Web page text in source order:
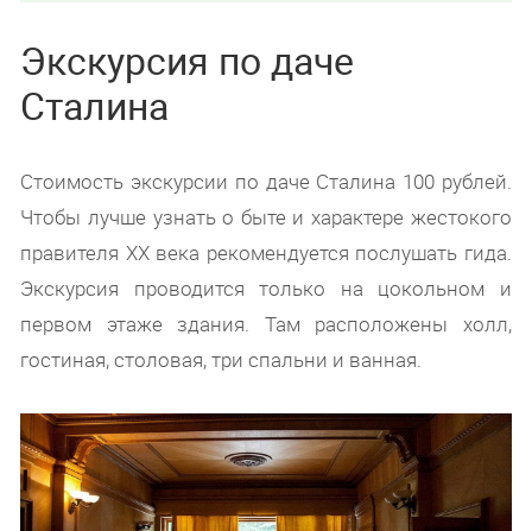
Экскурсия по даче
Сталина
Стоимость экскурсии по даче Сталина 100 рублей.
Чтобы лучше узнать о быте и характере жестокого
правителя ХХ века рекомендуется послушать гида.
Экскурсия проводится только на цокольном и
первом этаже здания. Там расположены холл,
гостиная, столовая, три спальни и ванная.